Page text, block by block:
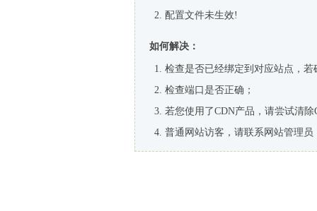
配置文件未生效!
如何解决：
检查是否已经绑定到对应站点，
检查端口是否正确；
若您使用了CDN产品，请尝试清除
普通网站访客，请联系网站管理员